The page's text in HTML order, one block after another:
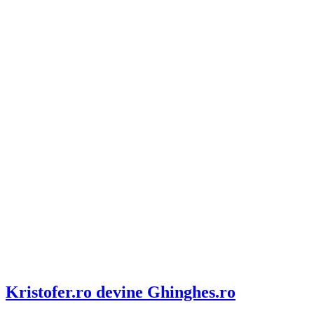
Kristofer.ro devine Ghinghes.ro